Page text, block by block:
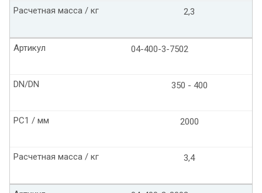
2,3
Расчетная масса / кг
04-400-3-7502
Артикул
350 - 400
DN/DN
2000
PC1 / мм
3,4
Расчетная масса / кг